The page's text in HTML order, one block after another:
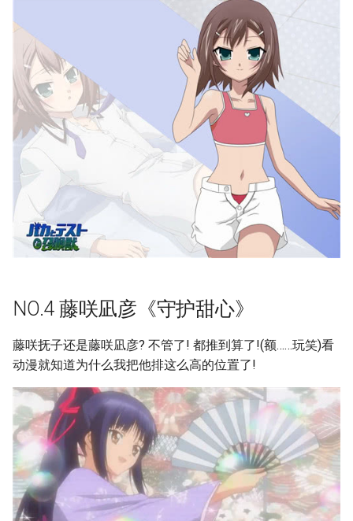
NO.4 藤咲凪彦《守护甜心》
藤咲抚子还是藤咲凪彦? 不管了! 都推到算了!(额……玩笑)看
动漫就知道为什么我把他排这么高的位置了!